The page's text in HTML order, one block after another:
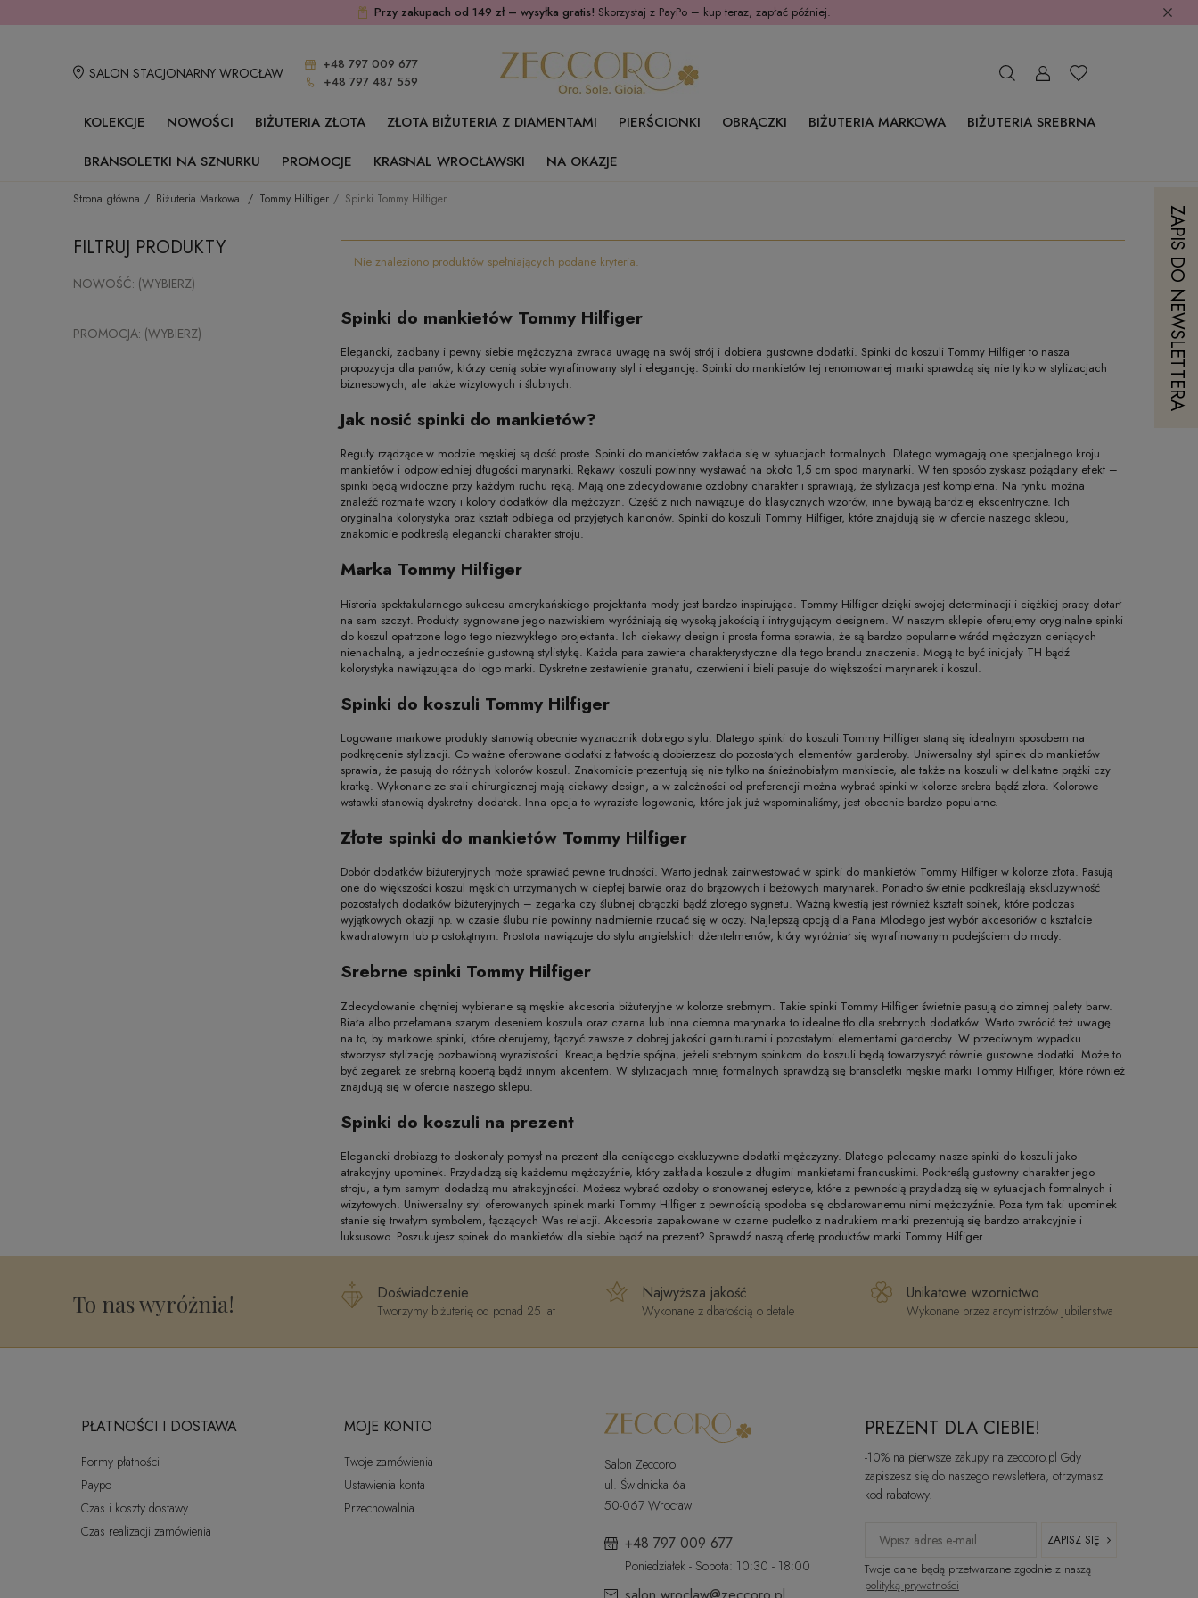
Przy zakupach od 149 zł – wysyłka gratis! Skorzystaj z PayPo – kup teraz, zapłać później.
SALON STACJONARNY WROCŁAW
+48 797 009 677
+48 797 487 559
KOLEKCJE NOWOŚCI BIŻUTERIA ZŁOTA ZŁOTA BIŻUTERIA Z DIAMENTAMI PIERŚCIONKI OBRĄCZKI BIŻUTERIA MARKOWA
BIŻUTERIA SREBRNA
BRANSOLETKI NA SZNURKU
PROMOCJE KRASNAL WROCŁAWSKI NA OKAZJE
Strona główna Biżuteria Markowa Tommy Hilfiger Spinki Tommy Hilfiger
FILTRUJ PRODUKTY
NOWOŚĆ: (WYBIERZ)
PROMOCJA: (WYBIERZ)
Nie znaleziono produktów spełniających podane kryteria.
Spinki do mankietów Tommy Hilfiger
Elegancki, zadbany i pewny siebie mężczyzna zwraca uwagę na swój strój i dobiera gustowne dodatki. Spinki do koszuli Tommy Hilfiger to nasza
propozycja dla panów, którzy cenią sobie wyrafinowany styl i elegancję. Spinki do mankietów tej renomowanej marki sprawdzą się nie tylko w stylizacjach
biznesowych, ale także wizytowych i ślubnych.
Jak nosić spinki do mankietów?
Reguły rządzące w modzie męskiej są dość proste. Spinki do mankietów zakłada się w sytuacjach formalnych. Dlatego wymagają one specjalnego kroju
mankietów i odpowiedniej długości marynarki. Rękawy koszuli powinny wystawać na około 1,5 cm spod marynarki. W ten sposób zyskasz pożądany efekt –
spinki będą widoczne przy każdym ruchu ręką. Mają one zdecydowanie ozdobny charakter i sprawiają, że stylizacja jest kompletna. Na rynku można
znaleźć rozmaite wzory i kolory dodatków dla mężczyzn. Część z nich nawiązuje do klasycznych wzorów, inne bywają bardziej ekscentryczne. Ich
oryginalna kolorystyka oraz kształt odbiega od przyjętych kanonów. Spinki do koszuli Tommy Hilfiger, które znajdują się w ofercie naszego sklepu,
znakomicie podkreślą elegancki charakter stroju.
Marka Tommy Hilfiger
Historia spektakularnego sukcesu amerykańskiego projektanta mody jest bardzo inspirująca. Tommy Hilfiger dzięki swojej determinacji i ciężkiej pracy dotarł
na sam szczyt. Produkty sygnowane jego nazwiskiem wyróżniają się wysoką jakością i intrygującym designem. W naszym sklepie oferujemy oryginalne spinki
do koszul opatrzone logo tego niezwykłego projektanta. Ich ciekawy design i prosta forma sprawia, że są bardzo popularne wśród mężczyzn ceniących
nienachalną, a jednocześnie gustowną stylistykę. Każda para zawiera charakterystyczne dla tego brandu znaczenia. Mogą to być inicjały TH bądź
kolorystyka nawiązująca do logo marki. Dyskretne zestawienie granatu, czerwieni i bieli pasuje do większości marynarek i koszul.
Spinki do koszuli Tommy Hilfiger
Logowane markowe produkty stanowią obecnie wyznacznik dobrego stylu. Dlatego spinki do koszuli Tommy Hilfiger staną się idealnym sposobem na
podkręcenie stylizacji. Co ważne oferowane dodatki z łatwością dobierzesz do pozostałych elementów garderoby. Uniwersalny styl spinek do mankietów
sprawia, że pasują do różnych kolorów koszul. Znakomicie prezentują się nie tylko na śnieżnobiałym mankiecie, ale także na koszuli w delikatne prążki czy
kratkę. Wykonane ze stali chirurgicznej mają ciekawy design, a w zależności od preferencji można wybrać spinki w kolorze srebra bądź złota. Kolorowe
wstawki stanowią dyskretny dodatek. Inna opcja to wyraziste logowanie, które jak już wspominaliśmy, jest obecnie bardzo popularne.
Złote spinki do mankietów Tommy Hilfiger
Dobór dodatków biżuteryjnych może sprawiać pewne trudności. Warto jednak zainwestować w spinki do mankietów Tommy Hilfiger w kolorze złota. Pasują
one do większości koszul męskich utrzymanych w ciepłej barwie oraz do brązowych i beżowych marynarek. Ponadto świetnie podkreślają ekskluzywność
pozostałych dodatków biżuteryjnych – zegarka czy ślubnej obrączki bądź złotego sygnetu. Ważną kwestią jest również kształt spinek, które podczas
wyjątkowych okazji np. w czasie ślubu nie powinny nadmiernie rzucać się w oczy. Najlepszą opcją dla Pana Młodego jest wybór akcesoriów o kształcie
kwadratowym lub prostokątnym. Prostota nawiązuje do stylu angielskich dżentelmenów, który wyróżniał się wyrafinowanym podejściem do mody.
Srebrne spinki Tommy Hilfiger
Zdecydowanie chętniej wybierane są męskie akcesoria biżuteryjne w kolorze srebrnym. Takie spinki Tommy Hilfiger świetnie pasują do zimnej palety barw.
Biała albo przełamana szarym deseniem koszula oraz czarna lub inna ciemna marynarka to idealne tło dla srebrnych dodatków. Warto zwrócić też uwagę
na to, by markowe spinki, które oferujemy, łączyć zawsze z dobrej jakości garniturami i pozostałymi elementami garderoby. W przeciwnym wypadku
stworzysz stylizację pozbawioną wyrazistości. Kreacja będzie spójna, jeżeli srebrnym spinkom do koszuli będą towarzyszyć równie gustowne dodatki. Może to
być zegarek ze srebrną kopertą bądź innym akcentem. W stylizacjach mniej formalnych sprawdzą się bransoletki męskie marki Tommy Hilfiger, które również
znajdują się w ofercie naszego sklepu.
Spinki do koszuli na prezent
Elegancki drobiazg to doskonały pomysł na prezent dla ceniącego ekskluzywne dodatki mężczyzny. Dlatego polecamy nasze spinki do koszuli jako
atrakcyjny upominek. Przydadzą się każdemu mężczyźnie, który zakłada koszule z długimi mankietami francuskimi. Podkreślą gustowny charakter jego
stroju, a tym samym dodadzą mu atrakcyjności. Możesz wybrać ozdoby o stonowanej estetyce, które z pewnością przydadzą się w sytuacjach formalnych i
wizytowych. Uniwersalny styl oferowanych spinek marki Tommy Hilfiger z pewnością spodoba się obdarowanemu nimi mężczyźnie. Poza tym taki upominek
stanie się trwałym symbolem, łączących Was relacji. Akcesoria zapakowane w czarne pudełko z nadrukiem marki prezentują się bardzo atrakcyjnie i
luksusowo. Poszukujesz spinek do mankietów dla siebie bądź na prezent? Sprawdź naszą ofertę produktów marki Tommy Hilfiger.
To nas wyróżnia! Doświadczenie
Tworzymy biżuterię od ponad 25 lat
Najwyższa jakość
Wykonane z dbałością o detale
Unikatowe wzornictwo
Wykonane przez arcymistrzów jubilerstwa
ZAPIS DO NEWSLETTERA
PŁATNOŚCI I DOSTAWA
Formy płatności
Paypo
Czas i koszty dostawy
Czas realizacji zamówienia
MOJE KONTO
Twoje zamówienia
Ustawienia konta
Przechowalnia
Salon Zeccoro
ul. Świdnicka 6a
50-067 Wrocław
+48 797 009 677
Poniedziałek - Sobota: 10:30 - 18:00
PREZENT DLA CIEBIE!
-10% na pierwsze zakupy na zeccoro.pl Gdy
zapiszesz się do naszego newslettera, otrzymasz
kod rabatowy.
ZAPISZ SIĘ
Twoje dane będą przetwarzane zgodnie z naszą
polityką prywatności